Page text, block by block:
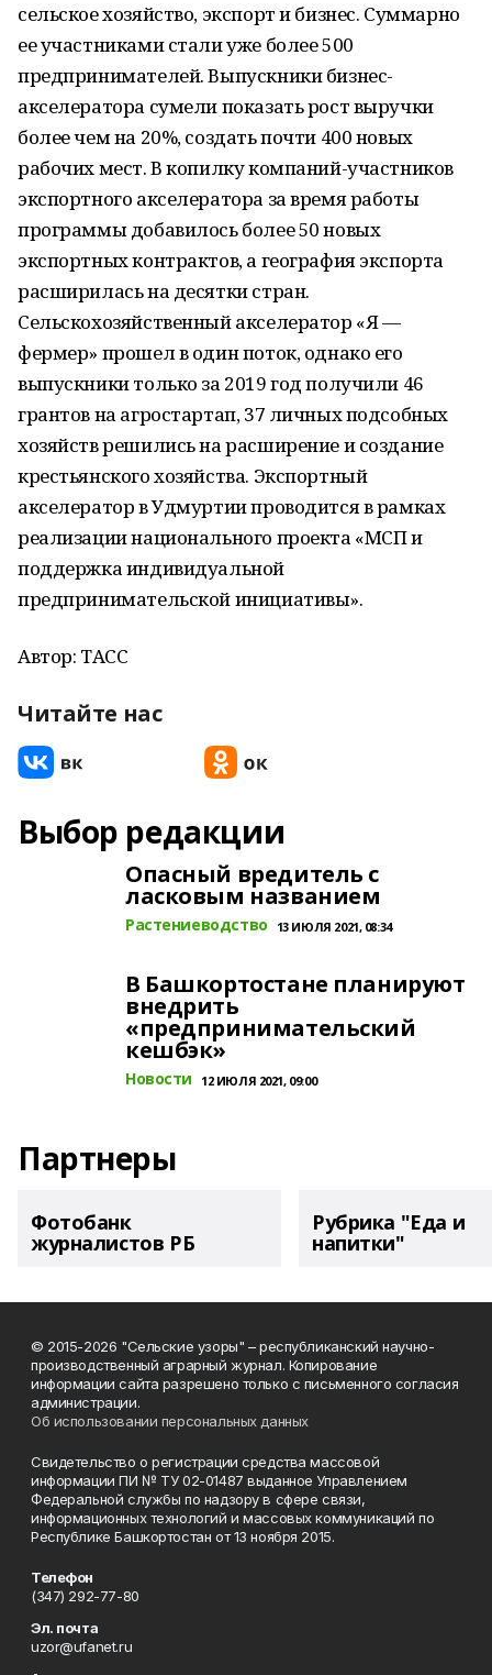
сельское хозяйство, экспорт и бизнес. Суммарно
ее участниками стали уже более 500
предпринимателей. Выпускники бизнес-
акселератора сумели показать рост выручки
более чем на 20%, создать почти 400 новых
рабочих мест. В копилку компаний-участников
экспортного акселератора за время работы
программы добавилось более 50 новых
экспортных контрактов, а география экспорта
расширилась на десятки стран.
Сельскохозяйственный акселератор «Я —
фермер» прошел в один поток, однако его
выпускники только за 2019 год получили 46
грантов на агростартап, 37 личных подсобных
хозяйств решились на расширение и создание
крестьянского хозяйства. Экспортный
акселератор в Удмуртии проводится в рамках
реализации национального проекта «МСП и
поддержка индивидуальной
предпринимательской инициативы».
Автор: ТАСС
Читайте нас
Выбор редакции
Опасный вредитель с
ласковым названием
Растениеводство 13 ИЮЛЯ 2021, 08:34
В Башкортостане планируют
внедрить
«предпринимательский
кешбэк»
Новости 12 ИЮЛЯ 2021, 09:00
Партнеры
Фотобанк
журналистов РБ
Рубрика "Еда и
напитки"
© 2015-2026 "Сельские узоры" – республиканский научно-
производственный аграрный журнал. Копирование
информации сайта разрешено только с письменного согласия
администрации.
Об использовании персональных данных
Свидетельство о регистрации средства массовой
информации ПИ № ТУ 02-01487 выданное Управлением
Федеральной службы по надзору в сфере связи,
информационных технологий и массовых коммуникаций по
Республике Башкортостан от 13 ноября 2015.
Телефон
(347) 292-77-80
Эл. почта
uzor@ufanet.ru